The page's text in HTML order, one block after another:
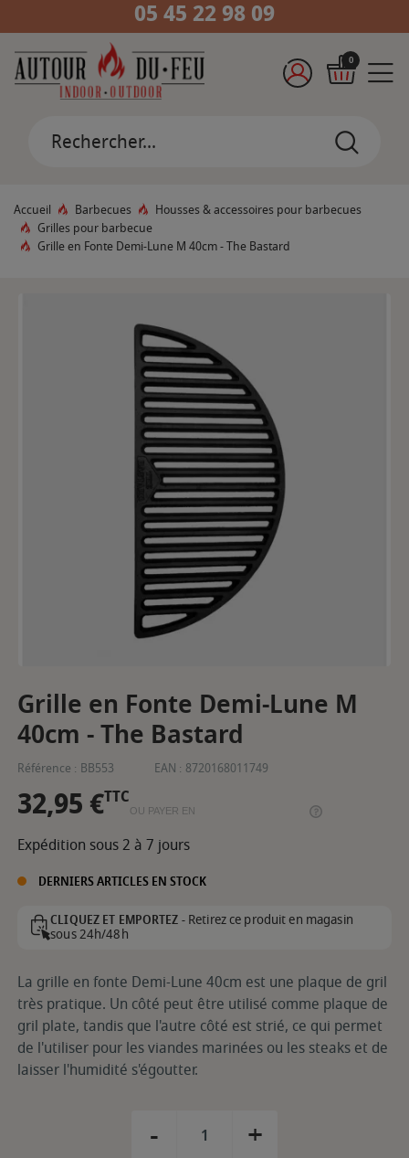
05 45 22 98 09
0
Accueil Barbecues
Housses & accessoires pour barbecues
Grilles pour barbecue
Grille en Fonte Demi-Lune M 40cm - The Bastard
Grille en Fonte Demi-Lune M
40cm - The Bastard
Référence : BB553 EAN : 8720168011749
32,95 €TTC
OU PAYER EN
Expédition sous 2 à 7 jours
DERNIERS ARTICLES EN STOCK
CLIQUEZ ET EMPORTEZ -Retirez ce produit en magasin
sous 24h/48h
La grille en fonte Demi-Lune 40cm est une plaque de gril
très pratique. Un côté peut être utilisé comme plaque de
gril plate, tandis que l'autre côté est strié, ce qui permet
de l'utiliser pour les viandes marinées ou les steaks et de
laisser l'humidité s'égoutter.
- +